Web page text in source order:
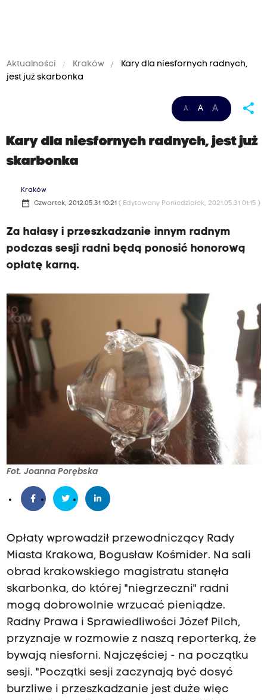
Aktualności Kraków
Kary dla niesfornych radnych,
jest już skarbonka
A A A share
Kary dla niesfornych radnych, jest już
skarbonka
Kraków
date_range Czwartek, 2012.05.31 10:21 ( Edytowany Poniedziałek, 2021.05.31 01:15 )
Za hałasy i przeszkadzanie innym radnym
podczas sesji radni będą ponosić honorową
opłatę karną.
Fot. Joanna Porębska
Opłaty wprowadził przewodniczący Rady
Miasta Krakowa, Bogusław Kośmider. Na sali
obrad krakowskiego magistratu stanęła
skarbonka, do której "niegrzeczni" radni
mogą dobrowolnie wrzucać pieniądze.
Radny Prawa i Sprawiedliwości Józef Pilch,
przyznaje w rozmowie z naszą reporterką, że
bywają niesforni. Najczęściej - na początku
sesji. "Początki sesji zaczynają być dosyć
burzliwe i przeszkadzanie jest duże więc